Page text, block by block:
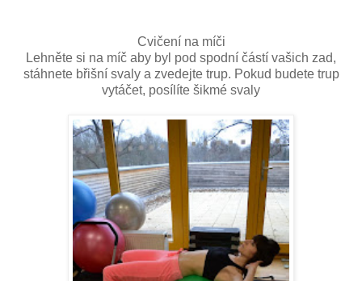
Cvičení na míči
Lehněte si na míč aby byl pod spodní částí vašich zad,
stáhnete břišní svaly a zvedejte trup. Pokud budete trup
vytáčet, posílíte šikmé svaly